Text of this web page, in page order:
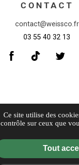
CONTACT
contact@weissco.fr
03 55 40 32 13
Informations
Mentions légales
Politique de
Ce site utilise des
contrôle sur ceux que
Tout